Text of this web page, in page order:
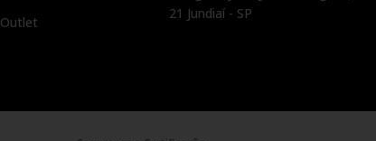
Outlet
21 Jundiaí - SP